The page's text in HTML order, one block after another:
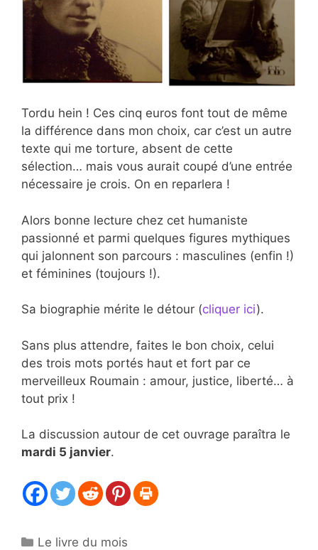
Tordu hein ! Ces cinq euros font tout de même
la différence dans mon choix, car c’est un autre
texte qui me torture, absent de cette
sélection… mais vous aurait coupé d’une entrée
nécessaire je crois. On en reparlera !
Alors bonne lecture chez cet humaniste
passionné et parmi quelques figures mythiques
qui jalonnent son parcours : masculines (enfin !)
et féminines (toujours !).
Sa biographie mérite le détour (cliquer ici).
Sans plus attendre, faites le bon choix, celui
des trois mots portés haut et fort par ce
merveilleux Roumain : amour, justice, liberté… à
tout prix !
La discussion autour de cet ouvrage paraîtra le
mardi 5 janvier.
Catégories
Le livre du mois